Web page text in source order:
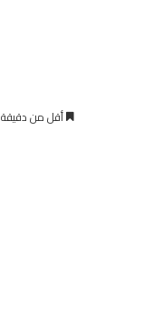
أقل من دقيقة